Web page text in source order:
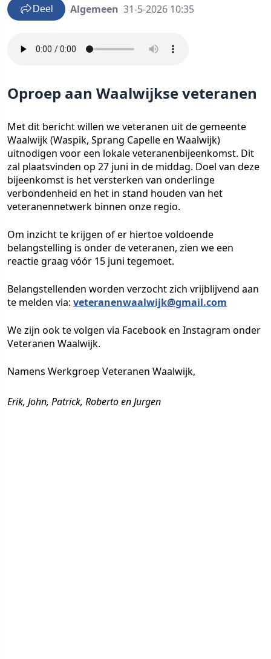
Deel Algemeen 31-5-2026 10:35
Oproep aan Waalwijkse veteranen
Met dit bericht willen we veteranen uit de gemeente
Waalwijk (Waspik, Sprang Capelle en Waalwijk)
uitnodigen voor een lokale veteranenbijeenkomst. Dit
zal plaatsvinden op 27 juni in de middag. Doel van deze
bijeenkomst is het versterken van onderlinge
verbondenheid en het in stand houden van het
veteranennetwerk binnen onze regio.
Om inzicht te krijgen of er hiertoe voldoende
belangstelling is onder de veteranen, zien we een
reactie graag vóór 15 juni tegemoet.
Belangstellenden worden verzocht zich vrijblijvend aan
te melden via: veteranenwaalwijk@gmail.com
We zijn ook te volgen via Facebook en Instagram onder
Veteranen Waalwijk.
Namens Werkgroep Veteranen Waalwijk,
Erik, John, Patrick, Roberto en Jurgen